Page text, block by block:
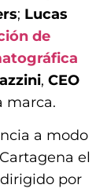
; Lucas
de
, CEO
marca.
a modo
el
por